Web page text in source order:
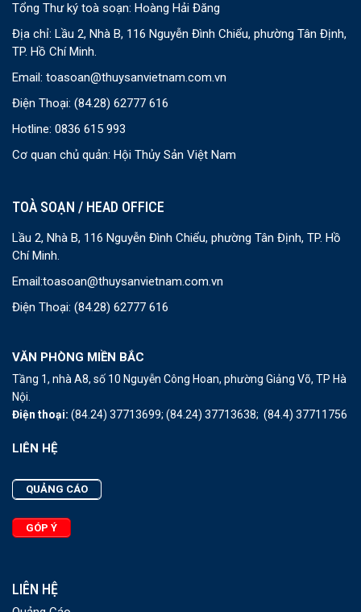
Tổng Thư ký toà soạn: Hoàng Hải Đăng
Địa chỉ: Lầu 2, Nhà B, 116 Nguyễn Đình Chiểu, phường Tân Định,
TP. Hồ Chí Minh.
Email: toasoan@thuysanvietnam.com.vn
Điện Thoại: (84.28) 62777 616
Hotline: 0836 615 993
Cơ quan chủ quản: Hội Thủy Sản Việt Nam
TOÀ SOẠN / HEAD OFFICE
Lầu 2, Nhà B, 116 Nguyễn Đình Chiểu, phường Tân Định, TP. Hồ
Chí Minh.
Email:toasoan@thuysanvietnam.com.vn
Điện Thoại: (84.28) 62777 616
VĂN PHÒNG MIỀN BẮC
Tầng 1, nhà A8, số 10 Nguyễn Công Hoan, phường Giảng Võ, TP Hà
Nội.
Điện thoại: (84.24) 37713699; (84.24) 37713638; (84.4) 37711756
LIÊN HỆ
QUẢNG CÁO
GÓP Ý
LIÊN HỆ